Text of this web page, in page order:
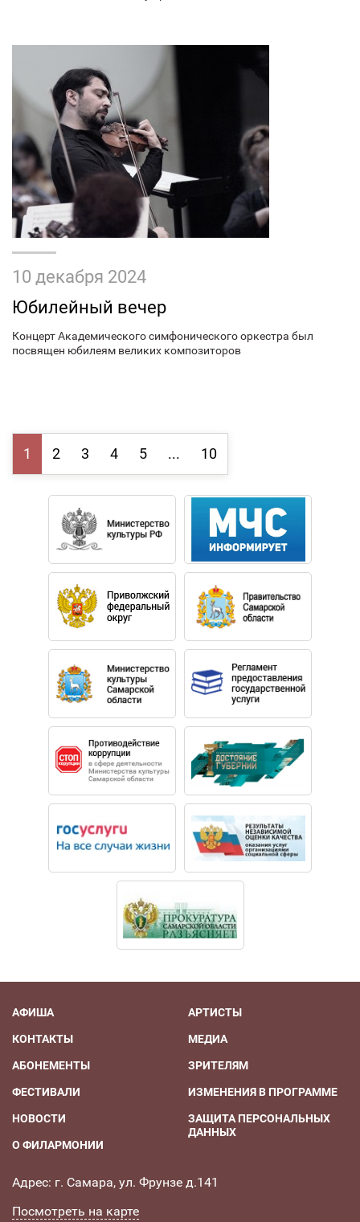
10 декабря 2024
Юбилейный вечер
Концерт Академического симфонического оркестра был
посвящен юбилеям великих композиторов
1 2 3 4 5 ... 10
АФИША
КОНТАКТЫ
АБОНЕМЕНТЫ
ФЕСТИВАЛИ
НОВОСТИ
О ФИЛАРМОНИИ
АРТИСТЫ
МЕДИА
ЗРИТЕЛЯМ
ИЗМЕНЕНИЯ В ПРОГРАММЕ
ЗАЩИТА ПЕРСОНАЛЬНЫХ
ДАННЫХ
Адрес: г. Самара, ул. Фрунзе д.141
Посмотреть на карте